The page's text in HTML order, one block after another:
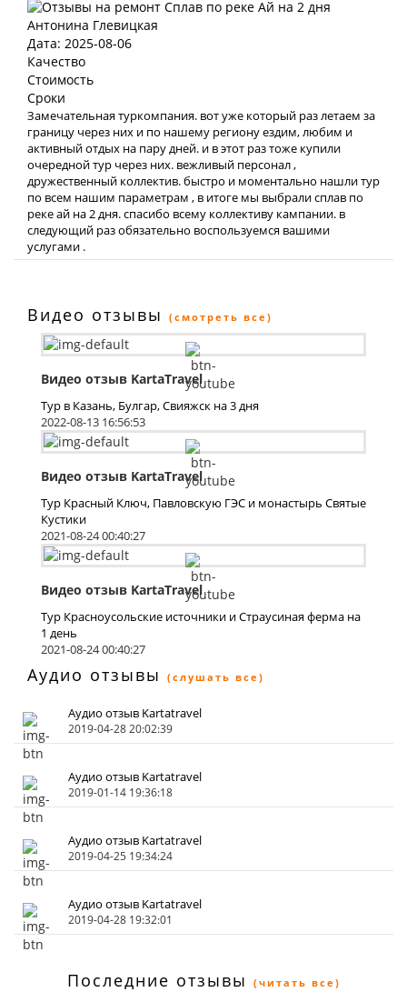
Антонина Глевицкая
Дата: 2025-08-06
Качество
Стоимость
Сроки
Замечательная туркомпания. вот уже который раз летаем за
границу через них и по нашему региону ездим, любим и
активный отдых на пару дней. и в этот раз тоже купили
очередной тур через них. вежливый персонал ,
дружественный коллектив. быстро и моментально нашли тур
по всем нашим параметрам , в итоге мы выбрали сплав по
реке ай на 2 дня. спасибо всему коллективу кампании. в
следующий раз обязательно воспользуемся вашими
услугами .
Видео отзывы (смотреть все)
Видео отзыв KartaTravel
Тур в Казань, Булгар, Свияжск на 3 дня
2022-08-13 16:56:53
Видео отзыв KartaTravel
Тур Красный Ключ, Павловскую ГЭС и монастырь Святые
Кустики
2021-08-24 00:40:27
Видео отзыв KartaTravel
Тур Красноусольские источники и Страусиная ферма на
1 день
2021-08-24 00:40:27
Аудио отзывы (слушать все)
Аудио отзыв Kartatravel
2019-04-28 20:02:39
Аудио отзыв Kartatravel
2019-01-14 19:36:18
Аудио отзыв Kartatravel
2019-04-25 19:34:24
Аудио отзыв Kartatravel
2019-04-28 19:32:01
Последние отзывы (читать все)